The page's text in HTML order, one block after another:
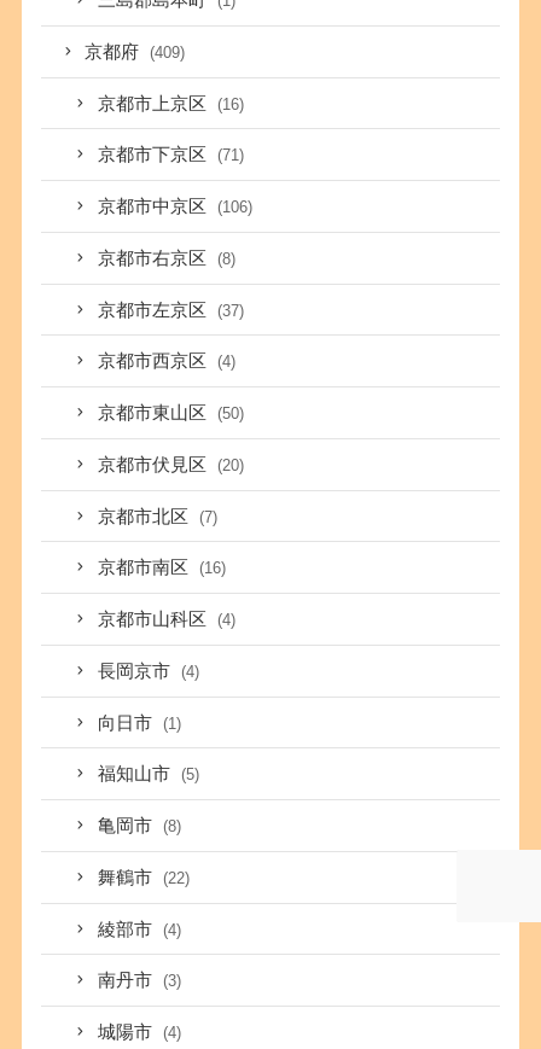
京都府 (409)
京都市上京区 (16)
京都市下京区 (71)
京都市中京区 (106)
京都市右京区 (8)
京都市左京区 (37)
京都市西京区 (4)
京都市東山区 (50)
京都市伏見区 (20)
京都市北区 (7)
京都市南区 (16)
京都市山科区 (4)
長岡京市 (4)
向日市 (1)
福知山市 (5)
亀岡市 (8)
舞鶴市 (22)
綾部市 (4)
南丹市 (3)
城陽市 (4)